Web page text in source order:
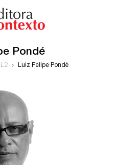
Pondé
L2 Luiz Felipe Pondé